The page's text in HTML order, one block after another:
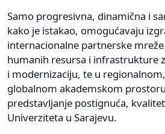
Samo progresivna, dinamična i
kako je istakao, omogućavaju
internacionalne partnerske
humanih resursa i infrastrukture
i modernizaciju, te u
globalnom akademskom
predstavljanje postignuća,
Univerziteta u Sarajevu.